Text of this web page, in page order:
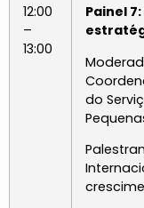
12:00
–
13:00
Painel
do